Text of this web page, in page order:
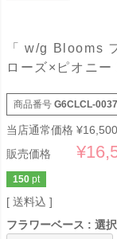
「 w/g Blooms
ローズ×ピオニー
商品番号 G6CLCL-
当店通常価格 ¥16,500
販売価格
¥
150 pt
送料込
フラワーベース
選